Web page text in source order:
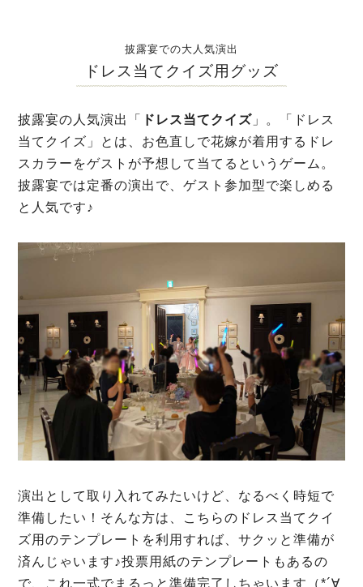
披露宴での大人気演出
ドレス当てクイズ用グッズ
披露宴の人気演出「 ドレス当てクイズ 」。「ドレス
当てクイズ」とは、お色直しで花嫁が着用するドレ
スカラーをゲストが予想して当てるというゲーム。
披露宴では定番の演出で、ゲスト参加型で楽しめる
と人気です♪
演出として取り入れてみたいけど、なるべく時短で
準備したい！そんな方は、こちらのドレス当てクイ
ズ用のテンプレートを利用すれば、サクッと準備が
済んじゃいます♪投票用紙のテンプレートもあるの
で、これ一式でまるっと準備完了しちゃいます（*´∀